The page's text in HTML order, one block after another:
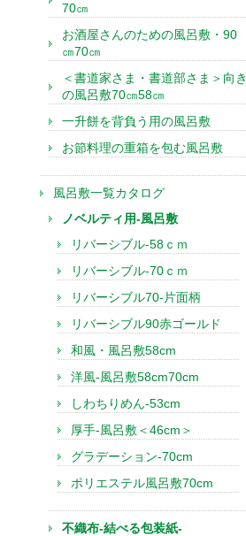
70㎝
お酒屋さんのための風呂敷・90
㎝70㎝
＜書道家さま・書道部さま＞向き
の風呂敷70㎝58㎝
一升餅を背負う用の風呂敷
お節料理の重箱を包む風呂敷
風呂敷一覧カタログ
ノベルティ用-風呂敷
リバーシブル-58ｃｍ
リバーシブル-70ｃｍ
リバーシブル70-片面柄
リバーシブル90赤ゴールド
和風・風呂敷58cm
洋風-風呂敷58cm70cm
しわちりめん-53cm
厚手-風呂敷＜46cm＞
グラデーション-70cm
ポリエステル風呂敷70cm
不織布-結べる包装紙-